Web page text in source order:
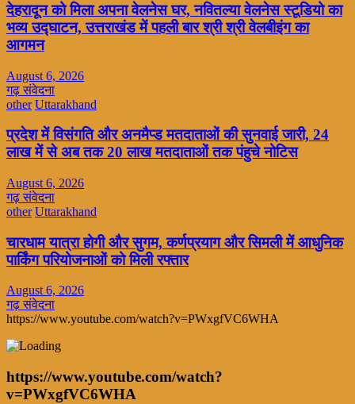
देहरादून को मिला अपना वेलनेस घर, नवितल्या वेलनेस स्टूडियो का
भव्य उद्घाटन, उत्तराखंड में पहली बार श्री श्री वेलबीइंग का
आगमन
August 6, 2026
गढ़ संवेदना
other Uttarakhand
प्रदेश में विसंगति और अनमैप्ड मतदाताओं की सुनवाई जारी, 24
लाख में से अब तक 20 लाख मतदाताओं तक पंहुचे नोटिस
August 6, 2026
गढ़ संवेदना
other Uttarakhand
चारधाम यात्रा होगी और सुगम, कर्णप्रयाग और सिमली में आधुनिक
पार्किंग परियोजनाओं को मिली रफ्तार
August 6, 2026
गढ़ संवेदना
https://www.youtube.com/watch?v=PWxgfVC6WHA
https://www.youtube.com/watch?
v=PWxgfVC6WHA